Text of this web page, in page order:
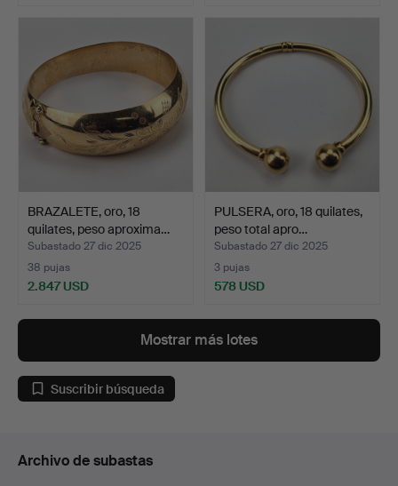
BRAZALETE, oro, 18
quilates, peso aproxima…
Subastado 27 dic 2025
38 pujas
2.847 USD
PULSERA, oro, 18 quilates,
peso total apro…
Subastado 27 dic 2025
3 pujas
578 USD
Mostrar más lotes
Suscribir búsqueda
Archivo de subastas